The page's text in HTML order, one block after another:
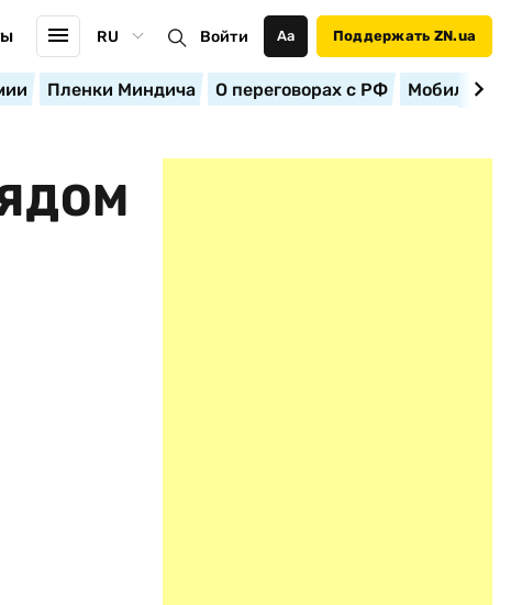
RU Войти Аа Поддержать ZN.ua
Пленки Миндича О переговорах с РФ